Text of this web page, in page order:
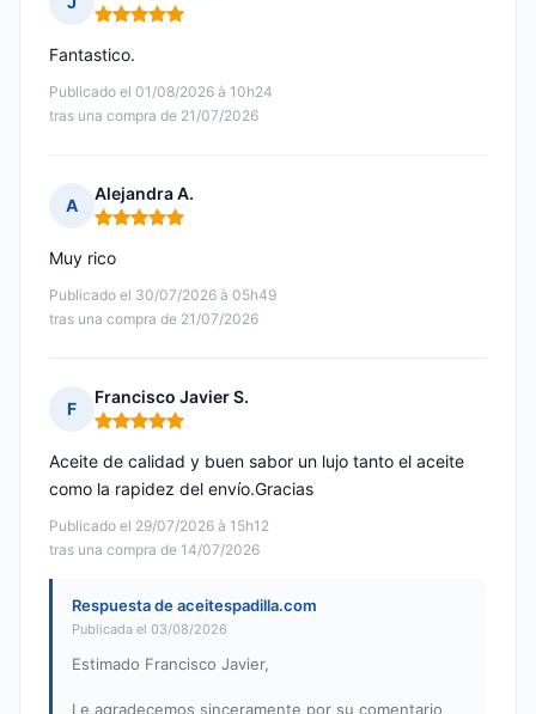
Nota: 5 de 5
Publicado el 01/08/2026 à 10h24
tras una compra de 21/07/2026
Fantastico.
A
Alejandra A.
Nota: 5 de 5
Publicado el 30/07/2026 à 05h49
tras una compra de 21/07/2026
Muy rico
F
Francisco Javier S.
Nota: 5 de 5
Publicado el 29/07/2026 à 15h12
tras una compra de 14/07/2026
Aceite de calidad y buen sabor un lujo tanto el aceite
como la rapidez del envío.Gracias
Respuesta de aceitespadilla.com
Publicada el 03/08/2026
Estimado Francisco Javier,
Le agradecemos sinceramente por su comentario